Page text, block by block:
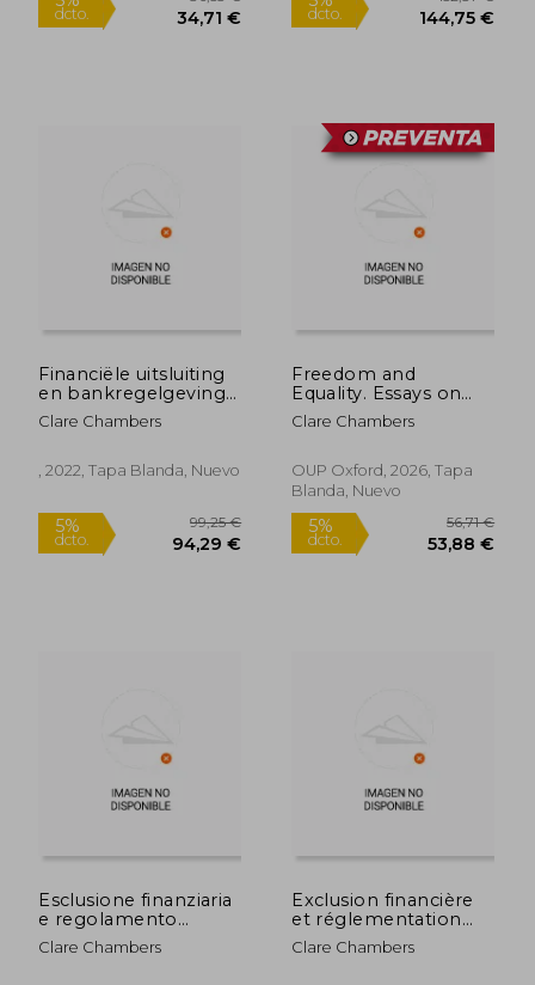
5%
dcto.
5% 5%
Financiële uitsluiting
en bankregelgeving
in het VK (en
Flamenco)
Clare Chambers
, 2022, Tapa Blanda, Nuevo
Freedom and
Equality. Essays on
Liberalism and
Feminism (en Inglés)
Clare Chambers
OUP Oxford, 2026, Tapa
Blanda, Nuevo
Esclusione finanziaria
e regolamento
bancario nel Regno
Unito (en Italiano)
Clare Chambers
Exclusion financière
et réglementation
bancaire au
Royaume-Uni (en
Clare Chambers